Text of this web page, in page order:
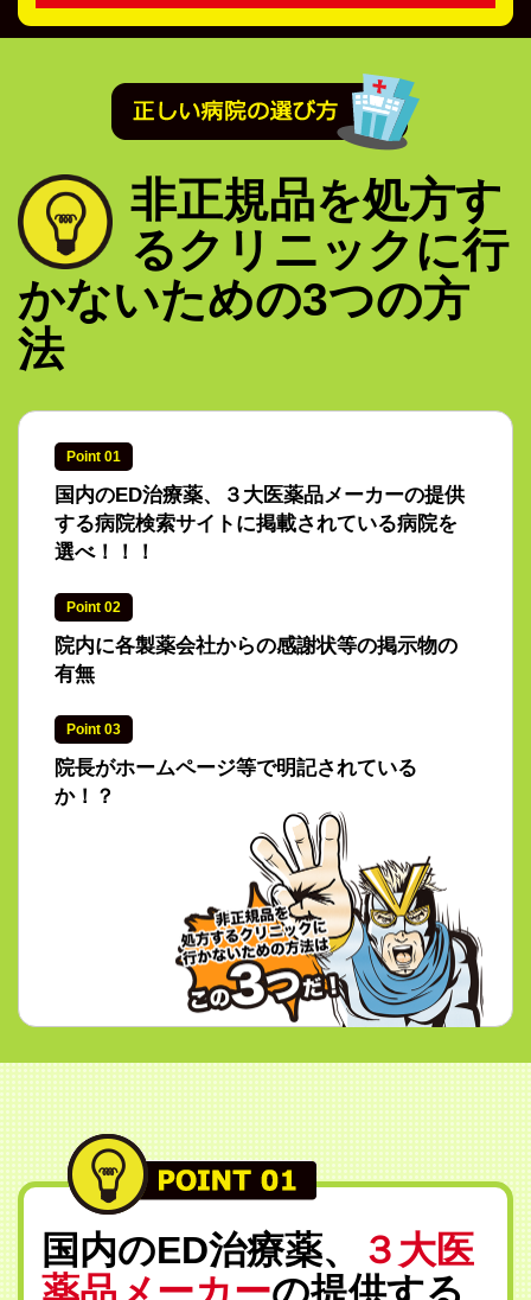
非正規品を処方す
るクリニックに行
かないための3つの方
法
Point 01
国内のED治療薬、３大医薬品メーカーの提供
する病院検索サイトに掲載されている病院を
選べ！！！
Point 02
院内に各製薬会社からの感謝状等の掲示物の
有無
Point 03
院長がホームページ等で明記されている
か！？
国内のED治療薬、
３大医